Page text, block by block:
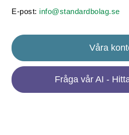
E-post: info@standardbolag.se
Våra
Fråga vår AI -